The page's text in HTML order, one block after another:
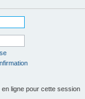
ligne pour cette session